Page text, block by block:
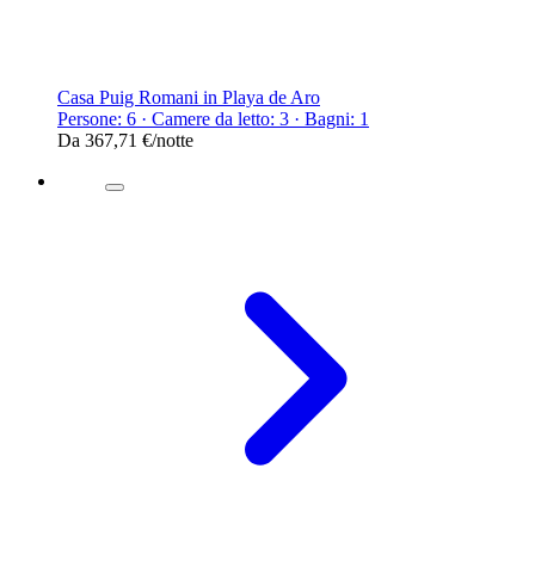
Casa Puig Romani in Playa de Aro
Persone: 6 · Camere da letto: 3 · Bagni: 1
Da 367,71 €/notte